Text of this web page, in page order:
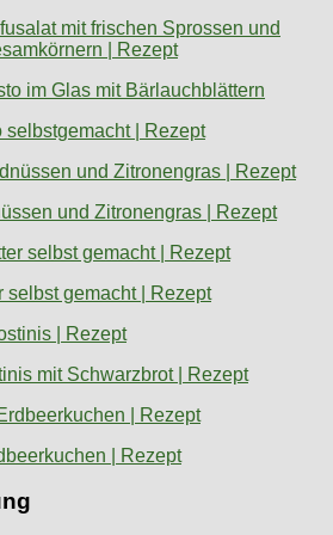
mit frischen Sprossen und
| Rezept
selbstgemacht | Rezept
und Zitronengras | Rezept
selbst gemacht | Rezept
mit Schwarzbrot | Rezept
| Rezept